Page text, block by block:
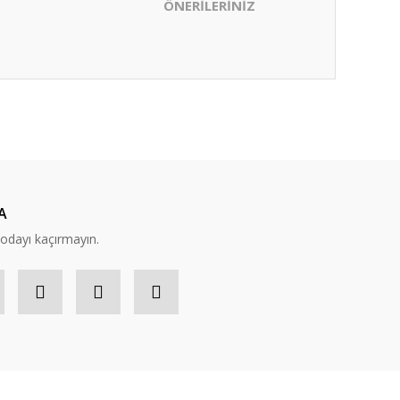
ÖNERİLERİNİZ
kaçırmayın.